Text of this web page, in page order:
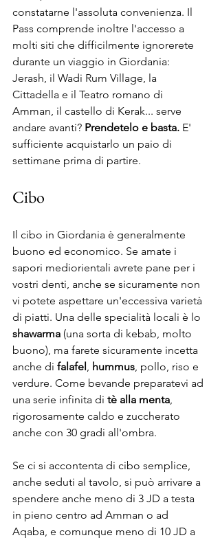
constatarne l'assoluta convenienza. Il
Pass comprende inoltre l'accesso a
molti siti che difficilmente ignorerete
durante un viaggio in Giordania:
Jerash, il Wadi Rum Village, la
Cittadella e il Teatro romano di
Amman, il castello di Kerak... serve
andare avanti? Prendetelo e basta. E'
sufficiente acquistarlo un paio di
settimane prima di partire.
Cibo
Il cibo in Giordania è generalmente
buono ed economico. Se amate i
sapori mediorientali avrete pane per i
vostri denti, anche se sicuramente non
vi potete aspettare un'eccessiva varietà
di piatti. Una delle specialità locali è lo
shawarma (una sorta di kebab, molto
buono), ma farete sicuramente incetta
anche di falafel hummus , pollo, riso e
verdure. Come bevande preparatevi ad
una serie infinita di tè alla menta
rigorosamente caldo e zuccherato
anche con 30 gradi all'ombra.
Se ci si accontenta di cibo semplice,
anche seduti al tavolo, si può arrivare a
spendere anche meno di 3 JD a testa
in pieno centro ad Amman o ad
Aqaba, e comunque meno di 10 JD a